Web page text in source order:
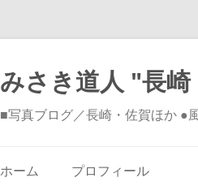
みさき道人 "長
■写真ブログ／長崎・佐賀ほか ●
ホーム プロフィール